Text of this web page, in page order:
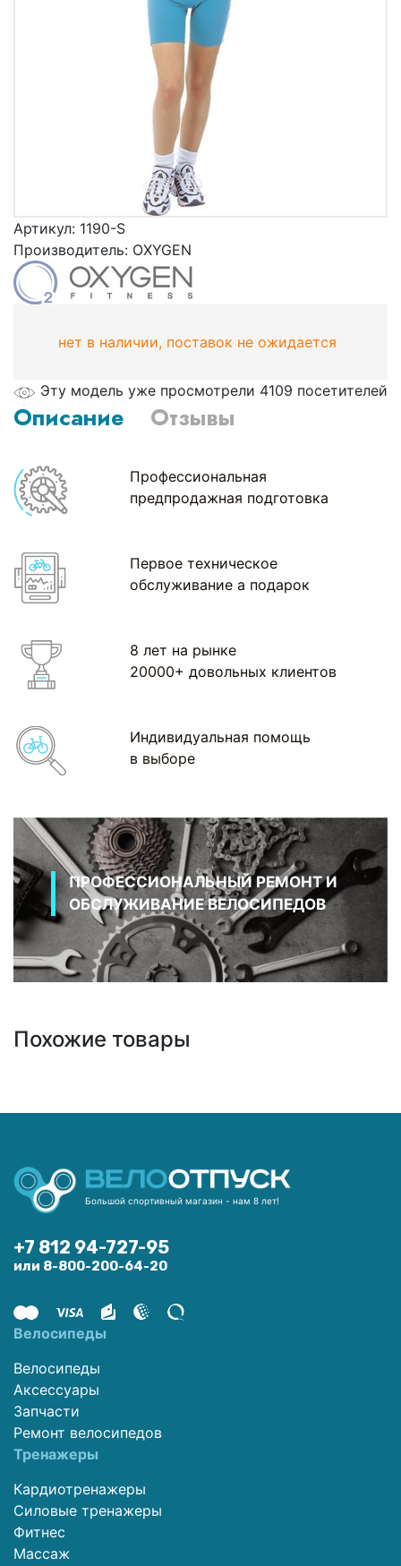
Артикул: 1190-S
Производитель: OXYGEN
нет в наличии, поставок не ожидается
Эту модель уже просмотрели 4109 посетителей
Описание Отзывы
Профессиональная
предпродажная подготовка
Первое техническое
обслуживание а подарок
8 лет на рынке
20000+ довольных клиентов
Индивидуальная помощь
в выборе
ПРОФЕССИОНАЛЬНЫЙ РЕМОНТ И
ОБСЛУЖИВАНИЕ ВЕЛОСИПЕДОВ
Похожие товары
Большой спортивный магазин - нам 8 лет!
+7 812 94-727-95
или 8-800-200-64-20
Велосипеды
Велосипеды
Аксессуары
Запчасти
Ремонт велосипедов
Тренажеры
Кардиотренажеры
Силовые тренажеры
Фитнес
Массаж